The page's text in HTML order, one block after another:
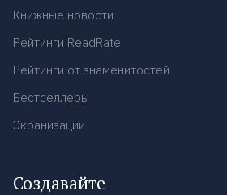
Книжные новости
Рейтинги ReadRate
Рейтинги от знаменитостей
Бестселлеры
Экранизации
Создавайте